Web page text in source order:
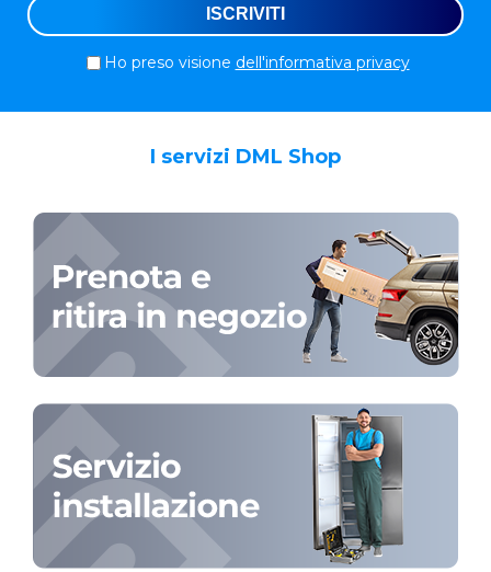
Ho preso visione dell'informativa privacy
I servizi DML Shop